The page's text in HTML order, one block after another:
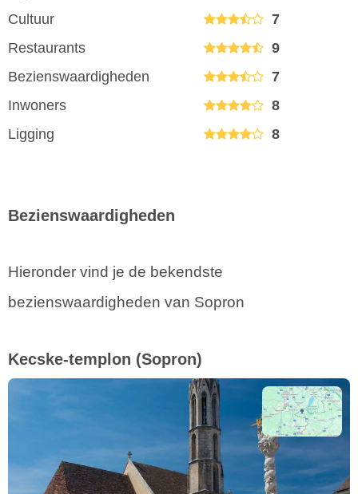
Cultuur
7
Restaurants
9
Bezienswaardigheden
7
Inwoners
8
Ligging
8
Bezienswaardigheden
Hieronder vind je de bekendste
bezienswaardigheden van Sopron
Kecske-templon (Sopron)